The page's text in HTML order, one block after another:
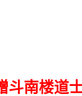
南楼道